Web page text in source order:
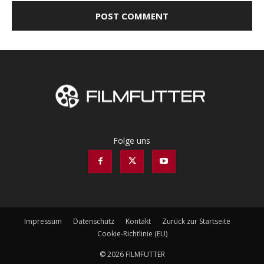
Folge uns
Impressum Datenschutz Kontakt
Zurück zur Startseite
Cookie-Richtlinie (EU)
© 2026 FILMFUTTER